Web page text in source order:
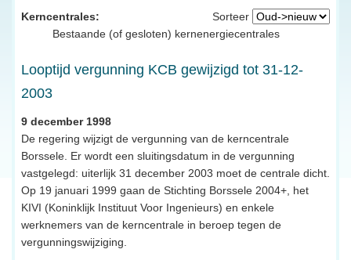
Sorteer
Kerncentrales:
Bestaande (of gesloten) kernenergiecentrales
Looptijd vergunning KCB gewijzigd tot 31-12-
2003
9 december 1998
De regering wijzigt de vergunning van de kerncentrale
Borssele. Er wordt een sluitingsdatum in de vergunning
vastgelegd: uiterlijk 31 december 2003 moet de centrale dicht.
Op 19 januari 1999 gaan de Stichting Borssele 2004+, het
KIVI (Koninklijk Instituut Voor Ingenieurs) en enkele
werknemers van de kerncentrale in beroep tegen de
vergunningswijziging.